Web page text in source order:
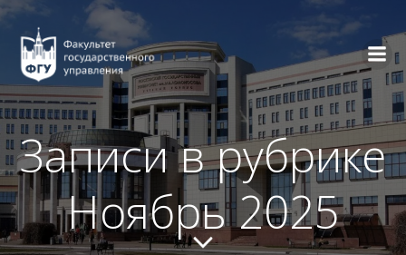
содержимому
Записи в рубрике
Ноябрь 2025